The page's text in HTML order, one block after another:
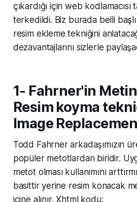
çıkardığı için web kodlamacısı
terkedildi. Biz burada belli
resim ekleme tekniğini
dezavantajlarını sizlerle
1- Fahrner'in
Resim koyma
Image
Todd Fahrner arkadaşımızın
popüler metotlardan biridir.
metot olması kullanımını
basittir yerine resim konacak
içine alınır. Xhtml kodu: